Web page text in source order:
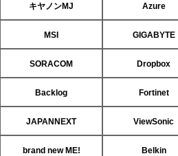
キヤノンMJ Azure
MSI GIGABYTE
SORACOM Dropbox
Backlog Fortinet
JAPANNEXT ViewSonic
brand new ME! Belkin